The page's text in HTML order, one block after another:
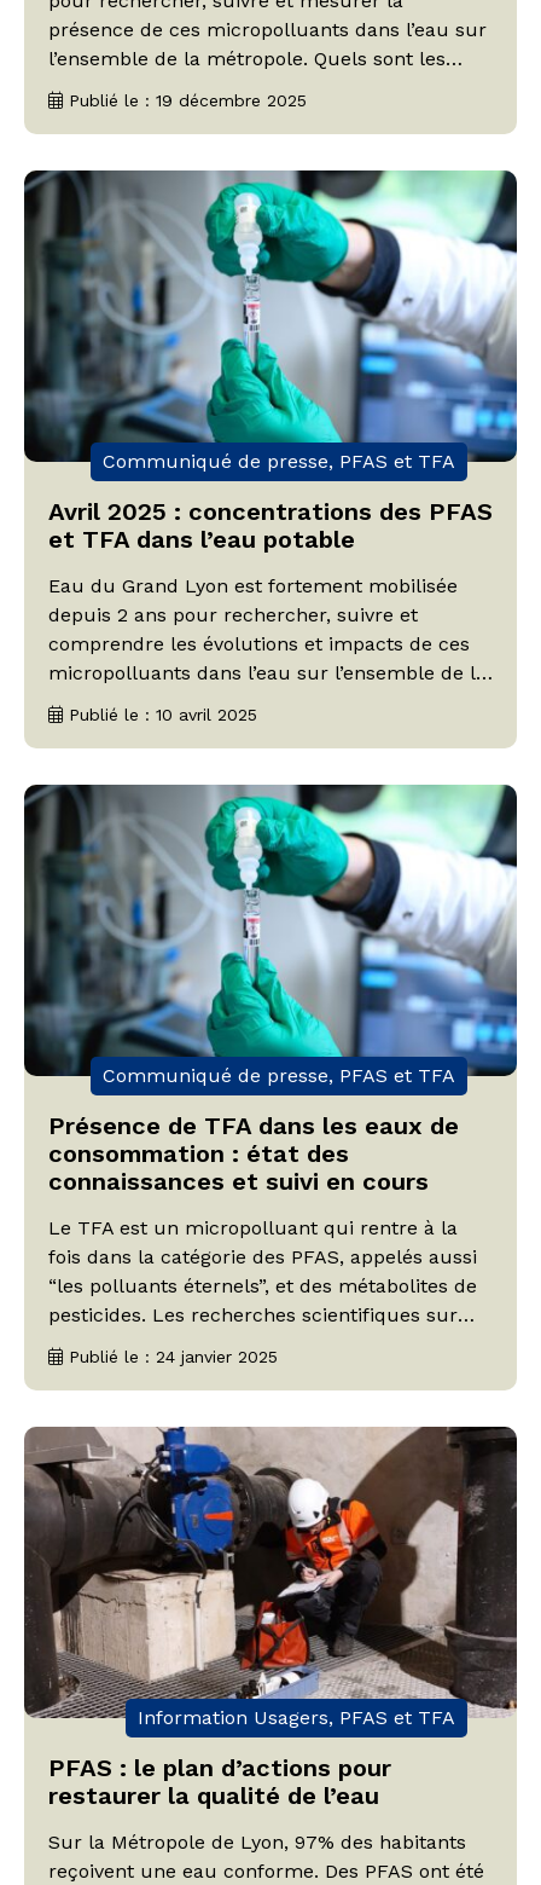
présence de ces micropolluants dans l’eau sur
l’ensemble de la métropole. Quels sont les
contrôles mis en œuvre sur notre territoire ?
Quelles sont les mesures relevées sur l’eau
de l’eau Les PFAS […]
Publié le : 19 décembre 2025
Communiqué de presse, PFAS et TFA
Avril 2025 : concentrations des PFAS
et TFA dans l’eau potable
Eau du Grand Lyon est fortement mobilisée
depuis 2 ans pour rechercher, suivre et
comprendre les évolutions et impacts de ces
micropolluants dans l’eau sur l’ensemble de la
métropole. Quelles sont les actions de contrôle
mises en œuvre sur notre territoire ? Quelles
actions de contrôle mises […]
Publié le : 10 avril 2025
Communiqué de presse, PFAS et TFA
Présence de TFA dans les eaux de
consommation : état des
connaissances et suivi en cours
Le TFA est un micropolluant qui rentre à la
fois dans la catégorie des PFAS, appelés aussi
“les polluants éternels”, et des métabolites de
pesticides. Les recherches scientifiques sur
son origine et son évolution dans
l’environnement sont encore en cours. Les
indiquent qu’il est issu de la dégradation d’un
herbicide […]
Publié le : 24 janvier 2025
Information Usagers, PFAS et TFA
PFAS : le plan d’actions pour
restaurer la qualité de l’eau
Sur la Métropole de Lyon, 97% des habitants
reçoivent une eau conforme. Des PFAS ont été